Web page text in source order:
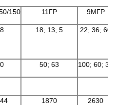
150 11ГР 9МГР
18; 13; 5 22; 36; 60
50; 63 100; 60; 35
1870 2630